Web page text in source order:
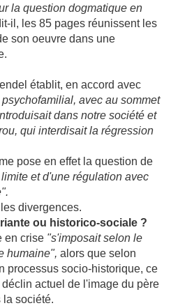
la question dogmatique en
il, les 85 pages réunissent les
son oeuvre dans une
établit, en accord avec
avec au sommet
dans notre société et
qui interdisait la régression
pose en effet la question de
et d'une régulation avec
divergences.
ou historico-sociale ?
en crise "s'imposait selon le
humaine", alors que selon
processus socio-historique, ce
actuel de l'image du père
la société.